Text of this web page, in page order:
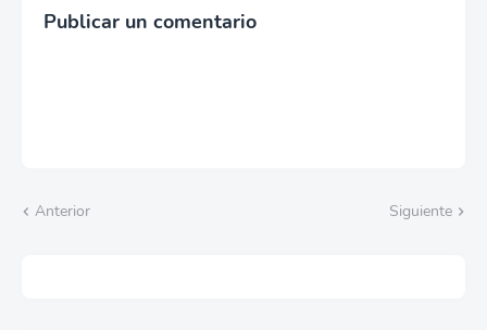
Publicar un comentario
Anterior Siguiente